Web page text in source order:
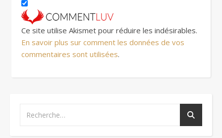
Ce site utilise Akismet pour réduire les indésirables.
En savoir plus sur comment les données de vos
commentaires sont utilisées.